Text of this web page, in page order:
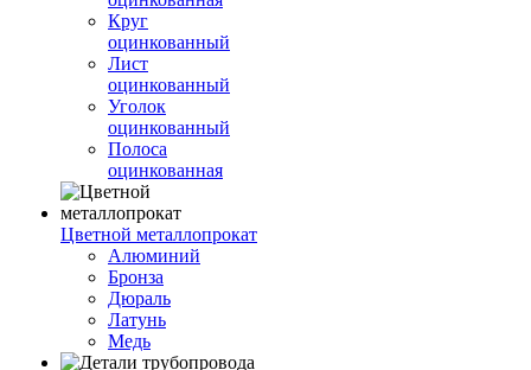
Круг
оцинкованный
Лист
оцинкованный
Уголок
оцинкованный
Полоса
оцинкованная
Цветной металлопрокат
Алюминий
Бронза
Дюраль
Латунь
Медь